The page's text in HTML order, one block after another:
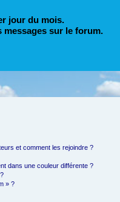
jour du mois.
sur le forum.
et comment les rejoindre ?
dans une couleur différente ?
» ?